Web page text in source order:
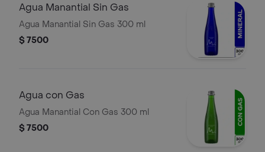
Agua Manantial Sin Gas
Agua Manantial Sin Gas 300 ml
$ 7500
Agua con Gas
Agua Manantial Con Gas 300 ml
$ 7500